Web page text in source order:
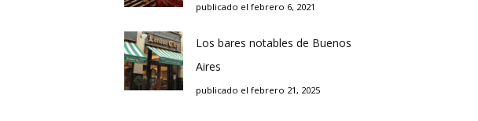
publicado el febrero 6, 2021
Los bares notables de Buenos
Aires
publicado el febrero 21, 2025